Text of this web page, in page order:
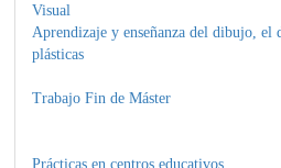
Visual
Aprendizaje y enseñanza del dibujo, el
plásticas
Trabajo Fin de Máster
Prácticas en centros educativos